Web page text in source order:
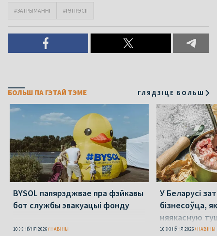
#ЗАТРЫМАННІ #РЭПРЭСІІ
БОЛЬШ ПА ГЭТАЙ ТЭМЕ ГЛЯДЗІЦЕ БОЛЬШ
BYSOL папярэджвае пра фэйкавы
бот службы эвакуацыі фонду
10 ЖНІЎНЯ 2026 НАВІНЫ
У Беларусі
бізнесоўца,
няякасную
вайскоўцам
10 ЖНІЎНЯ 2026 НАВІНЫ